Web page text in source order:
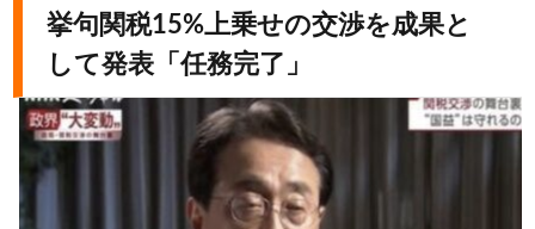
挙句関税15%上乗せの交渉を成果と
して発表「任務完了」